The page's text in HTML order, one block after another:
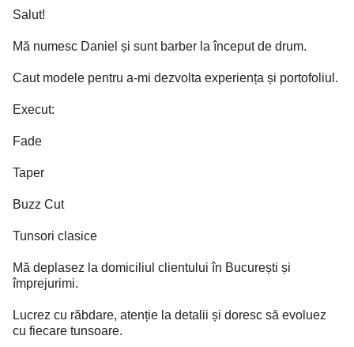
Salut!
Mă numesc Daniel și sunt barber la început de drum.
Caut modele pentru a-mi dezvolta experiența și portofoliul.
Execut:
Fade
Taper
Buzz Cut
Tunsori clasice
Mă deplasez la domiciliul clientului în București și
împrejurimi.
Lucrez cu răbdare, atenție la detalii și doresc să evoluez
cu fiecare tunsoare.